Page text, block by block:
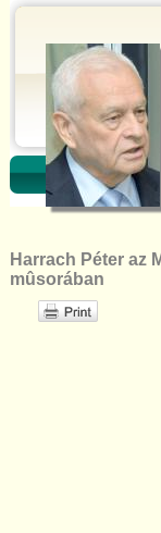
Harrach Péter az
mûsorában